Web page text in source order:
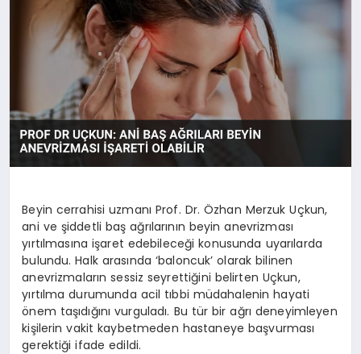
DÜNYA
YAŞAM
Beyin cerrahisi uzmanı Prof. Dr. Özhan Merzuk Uçkun,
ani ve şiddetli baş ağrılarının beyin anevrizması
yırtılmasına işaret edebileceği konusunda uyarılarda
bulundu. Halk arasında ‘baloncuk’ olarak bilinen
anevrizmaların sessiz seyrettiğini belirten Uçkun,
yırtılma durumunda acil tıbbi müdahalenin hayati
önem taşıdığını vurguladı. Bu tür bir ağrı deneyimleyen
kişilerin vakit kaybetmeden hastaneye başvurması
gerektiği ifade edildi.